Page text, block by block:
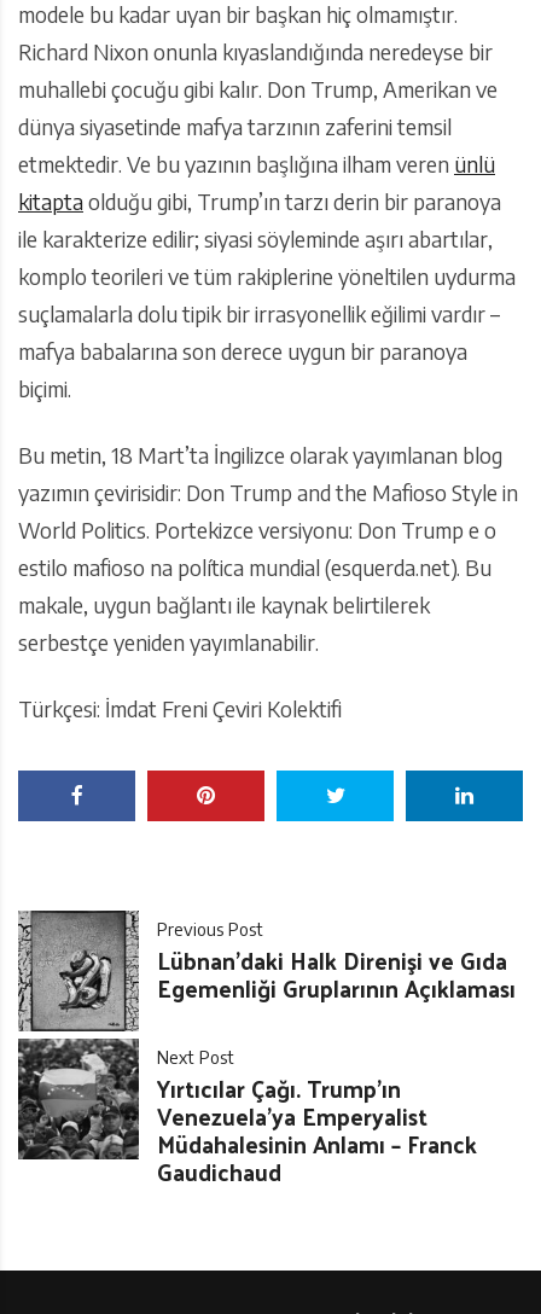
modele bu kadar uyan bir başkan hiç olmamıştır.
Richard Nixon onunla kıyaslandığında neredeyse bir
muhallebi çocuğu gibi kalır. Don Trump, Amerikan ve
dünya siyasetinde mafya tarzının zaferini temsil
etmektedir. Ve bu yazının başlığına ilham veren ünlü
kitaptaolduğu gibi, Trump’ın tarzı derin bir paranoya
ile karakterize edilir; siyasi söyleminde aşırı abartılar,
komplo teorileri ve tüm rakiplerine yöneltilen uydurma
suçlamalarla dolu tipik bir irrasyonellik eğilimi vardır –
mafya babalarına son derece uygun bir paranoya
biçimi.
Bu metin, 18 Mart’ta İngilizce olarak yayımlanan blog
yazımın çevirisidir: Don Trump and the Mafioso Style in
World Politics. Portekizce versiyonu: Don Trump e o
estilo mafioso na política mundial (esquerda.net). Bu
makale, uygun bağlantı ile kaynak belirtilerek
serbestçe yeniden yayımlanabilir.
Türkçesi: İmdat Freni Çeviri Kolektifi
Previous Post
Lübnan’daki Halk Direnişi ve Gıda
Egemenliği Gruplarının Açıklaması
Next Post
Yırtıcılar Çağı. Trump’ın
Venezuela’ya Emperyalist
Müdahalesinin Anlamı – Franck
Gaudichaud